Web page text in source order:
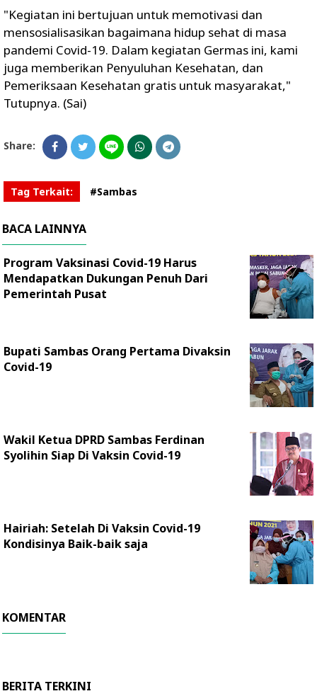
"Kegiatan ini bertujuan untuk memotivasi dan
mensosialisasikan bagaimana hidup sehat di masa
pandemi Covid-19. Dalam kegiatan Germas ini, kami
juga memberikan Penyuluhan Kesehatan, dan
Pemeriksaan Kesehatan gratis untuk masyarakat,"
Tutupnya. (Sai)
Share:
Tag Terkait: #Sambas
BACA LAINNYA
Program Vaksinasi Covid-19 Harus
Mendapatkan Dukungan Penuh Dari
Pemerintah Pusat
Bupati Sambas Orang Pertama Divaksin
Covid-19
Wakil Ketua DPRD Sambas Ferdinan
Syolihin Siap Di Vaksin Covid-19
Hairiah: Setelah Di Vaksin Covid-19
Kondisinya Baik-baik saja
KOMENTAR
BERITA TERKINI